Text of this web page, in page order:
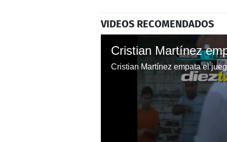
VIDEOS RECOMENDADOS
Cristian Martínez
Cristian Martínez empata el